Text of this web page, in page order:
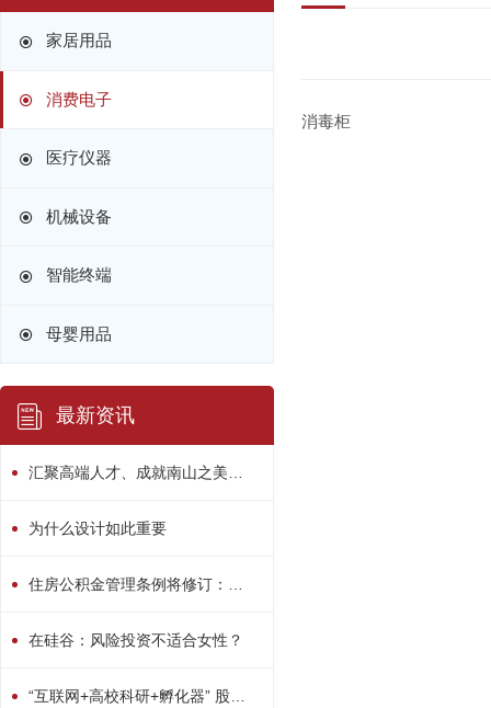
家居用品
消费电子
医疗仪器
机械设备
智能终端
母婴用品
最新资讯
汇聚高端人才、成就南山之美！南山区“人才日”系列活动精彩绽放
为什么设计如此重要
住房公积金管理条例将修订：用途或多元化
在硅谷：风险投资不适合女性？
“互联网+高校科研+孵化器” 股权众筹平台启动
消毒柜